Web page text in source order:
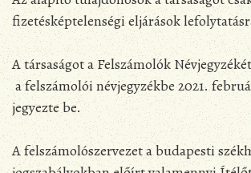
fizetésképtelenségi eljárások
A társaságot a Felszámolók
a felszámolói névjegyzékbe 2021.
jegyezte be.
A felszámolószervezet a budapesti